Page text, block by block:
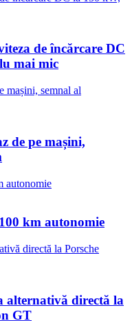
de încărcare DC
mai mic
de pe mașini,
km autonomie
alternativă directă la
GT